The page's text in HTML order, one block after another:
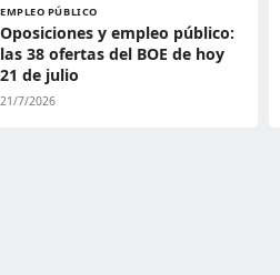
EMPLEO PÚBLICO
Oposiciones y empleo público:
las 38 ofertas del BOE de hoy
21 de julio
21/7/2026